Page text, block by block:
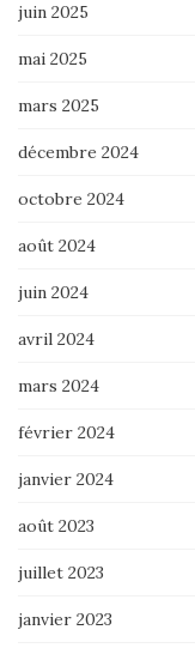
juin 2025
mai 2025
mars 2025
décembre 2024
octobre 2024
août 2024
juin 2024
avril 2024
mars 2024
février 2024
janvier 2024
août 2023
juillet 2023
janvier 2023